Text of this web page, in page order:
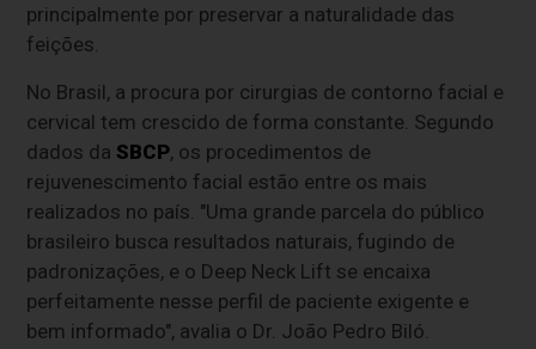
principalmente por preservar a naturalidade das
feições.
No Brasil, a procura por cirurgias de contorno facial e
cervical tem crescido de forma constante. Segundo
dados da SBCP, os procedimentos de
rejuvenescimento facial estão entre os mais
realizados no país. "Uma grande parcela do público
brasileiro busca resultados naturais, fugindo de
padronizações, e o Deep Neck Lift se encaixa
perfeitamente nesse perfil de paciente exigente e
bem informado", avalia o Dr. João Pedro Biló.